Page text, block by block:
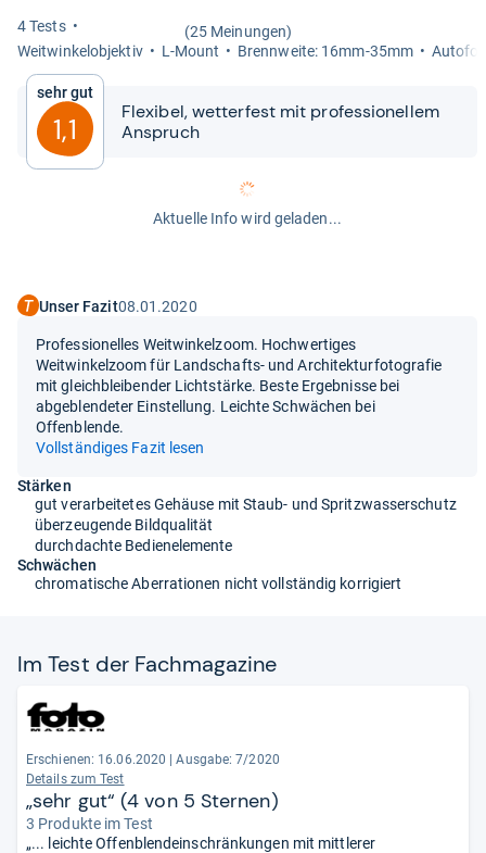
4 Tests
(25 Meinungen)
Weit­win­kel­ob­jek­tiv
L-​Mount Brenn­weite: 16mm-​35mm
Sehr gut
1,1
Fle­xi­bel, wet­ter­fest mit pro­fes­sio­nel­lem
Anspruch
Aktuelle Info wird geladen...
Unser Fazit08.01.2020
Professionelles Weitwinkelzoom. Hochwertiges
Weitwinkelzoom für Landschafts- und Architekturfotografie
mit gleichbleibender Lichtstärke. Beste Ergebnisse bei
abgeblendeter Einstellung. Leichte Schwächen bei
Offenblende.
Vollständiges Fazit lesen
Stärken
gut verarbeitetes Gehäuse mit Staub- und Spritzwasserschutz
überzeugende Bildqualität
durchdachte Bedienelemente
Schwächen
chromatische Aberrationen nicht vollständig korrigiert
Im Test der Fach­ma­ga­zine
Erschienen: 16.06.2020 | Ausgabe: 7/2020
Details zum Test
„sehr gut“ (4 von 5 Sternen)
3 Produkte im Test
„... leichte Offenblendeinschränkungen mit mittlerer